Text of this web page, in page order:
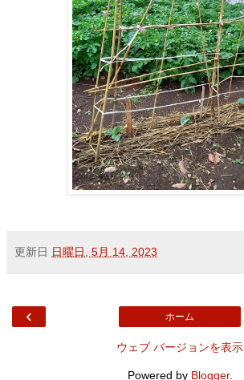
更新日 日曜日, 5月 14, 2023
‹ ホーム
ウェブ バージョンを表示
Powered by Blogger.